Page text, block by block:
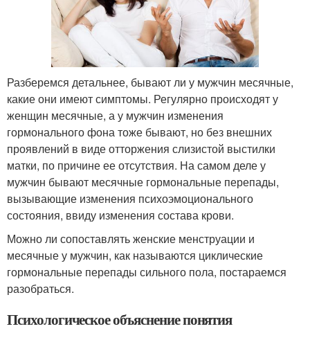
Разберемся детальнее, бывают ли у мужчин месячные,
какие они имеют симптомы. Регулярно происходят у
женщин месячные, а у мужчин изменения
гормонального фона тоже бывают, но без внешних
проявлений в виде отторжения слизистой выстилки
матки, по причине ее отсутствия. На самом деле у
мужчин бывают месячные гормональные перепады,
вызывающие изменения психоэмоционального
состояния, ввиду изменения состава крови.
Можно ли сопоставлять женские менструации и
месячные у мужчин, как называются циклические
гормональные перепады сильного пола, постараемся
разобраться.
Психологическое объяснение понятия